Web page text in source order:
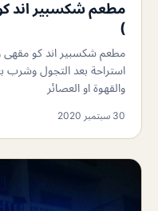
مطعم شكسبير اند كو
)
مطعم شكسبير اند كو مقهى
استراحة بعد التجول
والقهوة او العصائر
30 سبتمبر 2020